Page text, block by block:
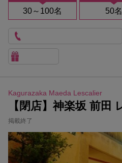
30～100名 50名
Kagurazaka Maeda Lescalier
【閉店】神楽坂 前田
掲載終了